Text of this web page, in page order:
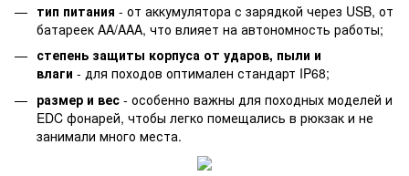
тип питания - от аккумулятора с зарядкой через USB, от
батареек AA/AAA, что влияет на автономность работы;
степень защиты корпуса от ударов, пыли и
влаги - для походов оптимален стандарт IP68;
размер и вес - особенно важны для походных моделей и
EDC фонарей, чтобы легко помещались в рюкзак и не
занимали много места.